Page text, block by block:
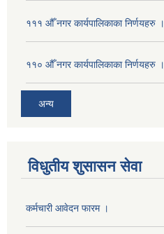
१११ औँ नगर कार्यपालिकाका निर्णयहरु ।
११० औँ नगर कार्यपालिकाका निर्णयहरु ।
अन्य
विधुतीय शुसासन सेवा
कर्मचारी आवेदन फारम ।